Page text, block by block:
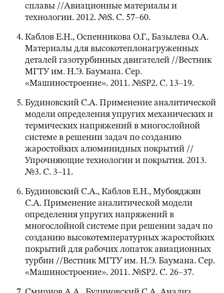
сплавы //Авиационные материалы и
технологии. 2012. №S. С. 57–60.
Каблов Е.Н., Оспенникова О.Г., Базылева О.А.
Материалы для высокотеплонагруженных
деталей газотурбинных двигателей //Вестник
МГТУ им. Н.Э. Баумана. Сер.
«Машиностроение». 2011. №SP2. С. 13–19.
Будиновский С.А. Применение аналитической
модели определения упругих механических и
термических напряжений в многослойной
системе в решении задач по созданию
жаростойких алюминидных покрытий //
Упрочняющие технологии и покрытия. 2013.
№3. С. 3–11.
Будиновский С.А., Каблов Е.Н., Мубояджян
С.А. Применение аналитической модели
определения упругих напряжений в
многослойной системе при решении задач по
созданию высокотемпературных жаростойких
покрытий для рабочих лопаток авиационных
турбин //Вестник МГТУ им. Н.Э. Баумана. Сер.
«Машиностроение». 2011. №SP2. С. 26–37.